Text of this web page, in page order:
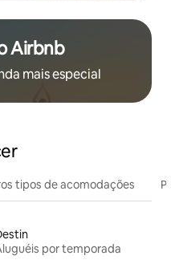
Airbnb
mais especial
tipos de acomodações
por temporada